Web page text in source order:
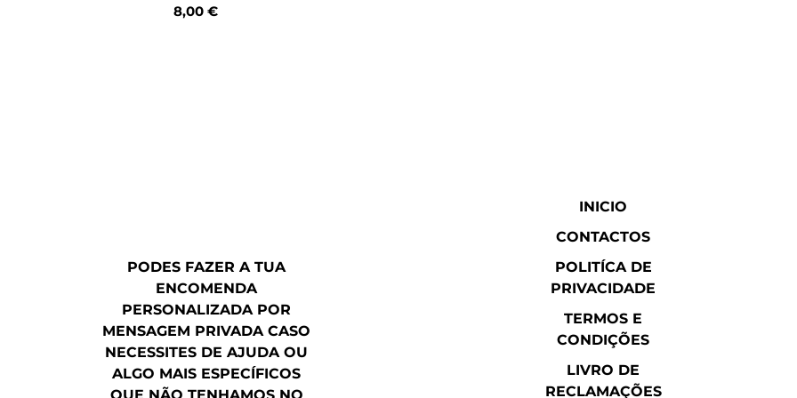
8,00€
PODES FAZER A TUA
ENCOMENDA
PERSONALIZADA POR
MENSAGEM PRIVADA CASO
NECESSITES DE AJUDA OU
ALGO MAIS ESPECÍFICOS
INICIO
CONTACTOS
POLITÍCA DE
PRIVACIDADE
TERMOS E
CONDIÇÕES
LIVRO DE
RECLAMAÇÕES